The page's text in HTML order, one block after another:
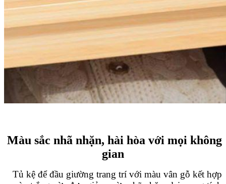
Màu sắc nhã nhặn, hài hòa với mọi không
gian
Tủ kệ để đầu giường trang trí với màu vân gỗ kết hợp